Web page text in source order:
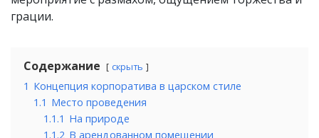
грации.
Содержание скрыть
1 Концепция корпоратива в царском стиле
1.1 Место проведения
1.1.1 На природе
1.1.2 В арендованном помещении